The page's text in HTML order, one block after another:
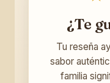
¿Te
Tu reseña
sabor
familia